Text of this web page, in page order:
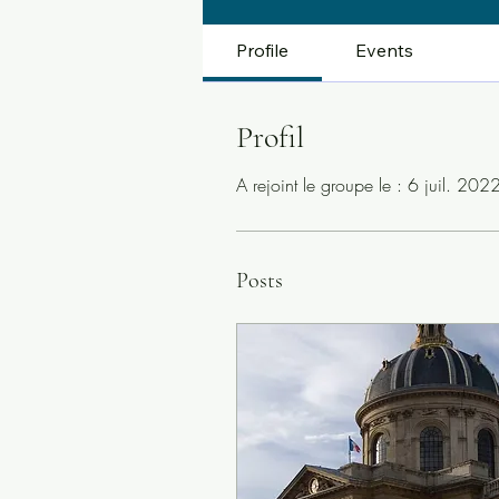
Profile Events
Profil
A rejoint le groupe le : 6 juil.
Posts